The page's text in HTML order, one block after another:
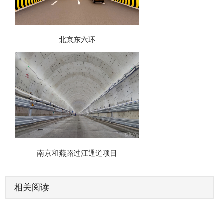
北京东六环
南京和燕路过江通道项目
相关阅读